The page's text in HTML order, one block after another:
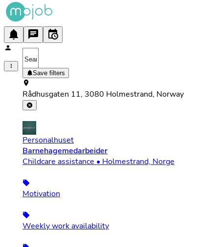
Save filters
Rådhusgaten 11, 3080 Holmestrand, Norway
Personalhuset
Barnehagemedarbeider
Childcare assistance • Holmestrand, Norge
Motivation
Weekly work availability